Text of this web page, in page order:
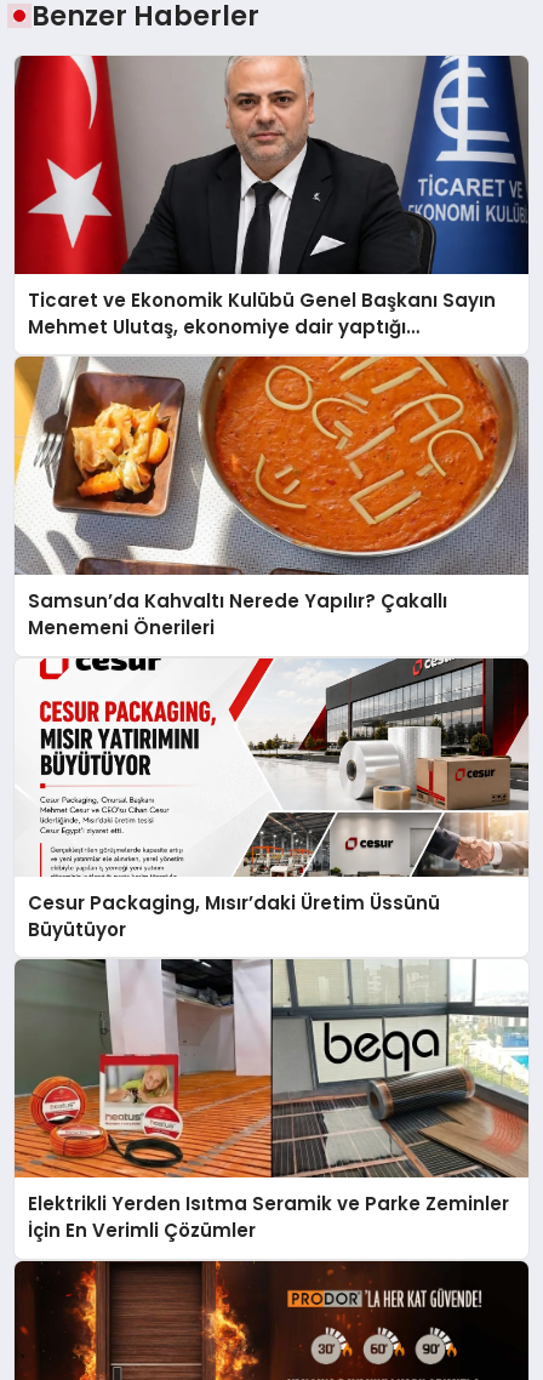
Benzer Haberler
Ticaret ve Ekonomik Kulübü Genel Başkanı Sayın
Mehmet Ulutaş, ekonomiye dair yaptığı
açıklamada şunları kaydetti:
Samsun’da Kahvaltı Nerede Yapılır? Çakallı
Menemeni Önerileri
Cesur Packaging, Mısır’daki Üretim Üssünü
Büyütüyor
Elektrikli Yerden Isıtma Seramik ve Parke Zeminler
İçin En Verimli Çözümler